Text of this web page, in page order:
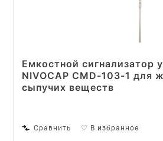
Емкостной сигнализатор
NIVOCAP CMD-103-1 для
сыпучих веществ
Сравнить ♡ В избранное